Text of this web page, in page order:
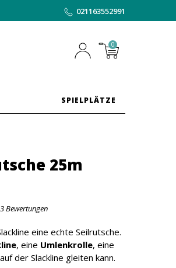
021163552991
0
SPIELPLÄTZE
25m
3Bewertungen
eine echte Seilrutsche.
, eine Umlenkrolle, eine
der Slackline gleiten kann.